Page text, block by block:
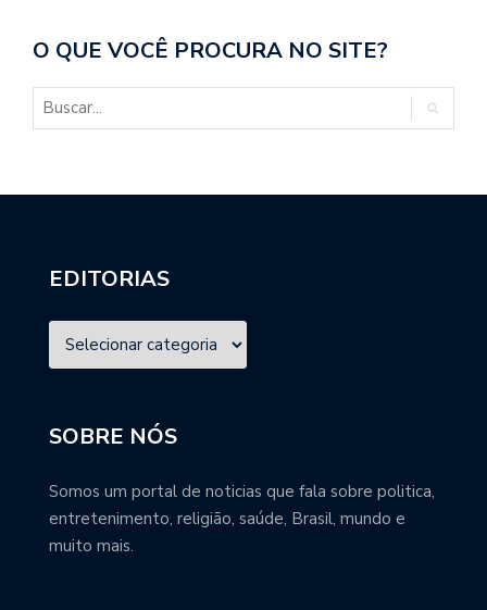
O QUE VOCÊ PROCURA NO SITE?
EDITORIAS
SOBRE NÓS
Somos um portal de noticias que fala sobre politica,
entretenimento, religião, saúde, Brasil, mundo e
muito mais.